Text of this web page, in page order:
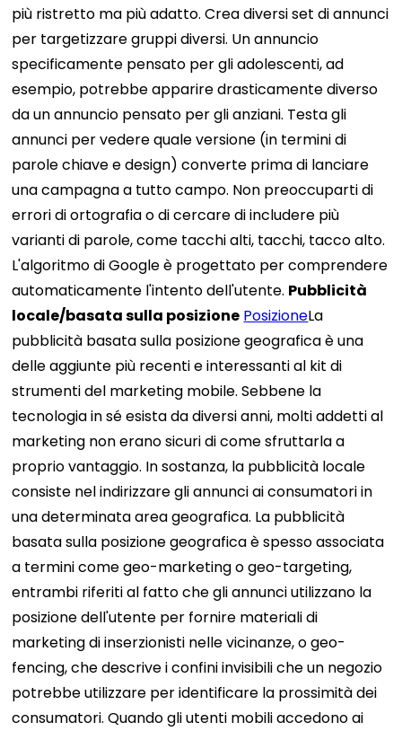
più ristretto ma più adatto. Crea diversi set di annunci
per targetizzare gruppi diversi. Un annuncio
specificamente pensato per gli adolescenti, ad
esempio, potrebbe apparire drasticamente diverso
da un annuncio pensato per gli anziani. Testa gli
annunci per vedere quale versione (in termini di
parole chiave e design) converte prima di lanciare
una campagna a tutto campo. Non preoccuparti di
errori di ortografia o di cercare di includere più
varianti di parole, come tacchi alti, tacchi, tacco alto.
L'algoritmo di Google è progettato per comprendere
automaticamente l'intento dell'utente. Pubblicità
locale/basata sulla posizione PosizioneLa
pubblicità basata sulla posizione geografica è una
delle aggiunte più recenti e interessanti al kit di
strumenti del marketing mobile. Sebbene la
tecnologia in sé esista da diversi anni, molti addetti al
marketing non erano sicuri di come sfruttarla a
proprio vantaggio. In sostanza, la pubblicità locale
consiste nel indirizzare gli annunci ai consumatori in
una determinata area geografica. La pubblicità
basata sulla posizione geografica è spesso associata
a termini come geo-marketing o geo-targeting,
entrambi riferiti al fatto che gli annunci utilizzano la
posizione dell'utente per fornire materiali di
marketing di inserzionisti nelle vicinanze, o geo-
fencing, che descrive i confini invisibili che un negozio
potrebbe utilizzare per identificare la prossimità dei
consumatori. Quando gli utenti mobili accedono ai